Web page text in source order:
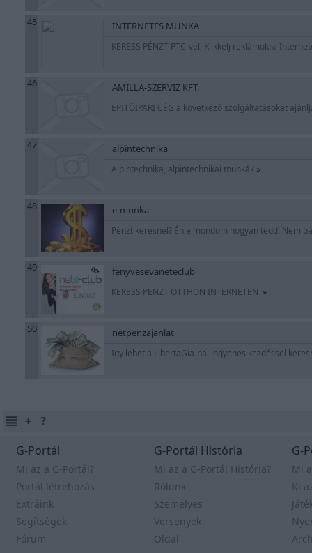
45 INTERNETES MUNKA
KERESS PÉNZT PTC-vel, Klikkelj reklámokra
46 AMILLA-SZERVIZ KFT.
ÉPÍTŐIPARI CÉG a következő szolgáltatásokat
47 alpintechnika
Alpintechnika, alpintechnikai munkák »
48 e-munka
Pénzt keresnél? Én elmondom hogyan tedd! Nem
49 fenyvesevaneteclub
KERESS PÉNZT OTTHON INTERNETEN »
50 netpenzajanlat
Igy lehet a LibertaGia-nal ingyenes kezdéssel
G-Portál
Mi az a G-Portál?
Portál létrehozás
Extráink
Segítségek
Fórum
G-Portál História
Mi az a G-Portál História?
Rólunk
Személyes
Versenyek
Oldal
G-
Mi
Ki